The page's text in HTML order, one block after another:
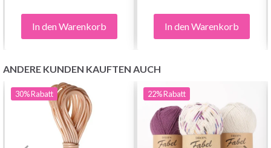
In den Warenkorb In den Warenkorb
ANDERE KUNDEN KAUFTEN AUCH
30%Rabatt 22%Rabatt
Angeboten!
Nein danke